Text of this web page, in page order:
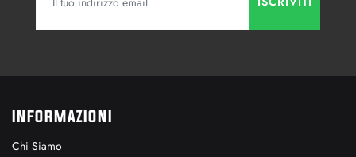
INFORMAZIONI
Chi Siamo